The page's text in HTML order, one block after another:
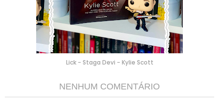
Lick - Staga Devi - Kylie Scott
NENHUM COMENTÁRIO